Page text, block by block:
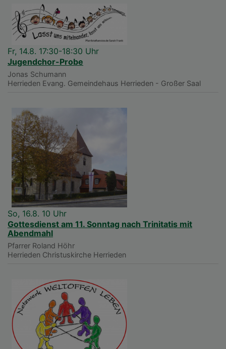
Fr, 14.8. 17:30-18:30 Uhr
Jugendchor-Probe
Jonas Schumann
Herrieden Evang. Gemeindehaus Herrieden - Großer Saal
So, 16.8. 10 Uhr
Gottesdienst am 11. Sonntag nach Trinitatis mit
Abendmahl
Pfarrer Roland Höhr
Herrieden Christuskirche Herrieden